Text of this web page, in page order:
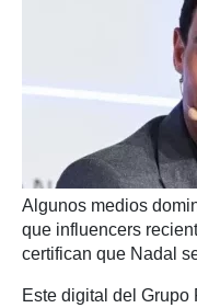
Algunos medios
que influencers
certifican que Nadal
Este digital del Grupo